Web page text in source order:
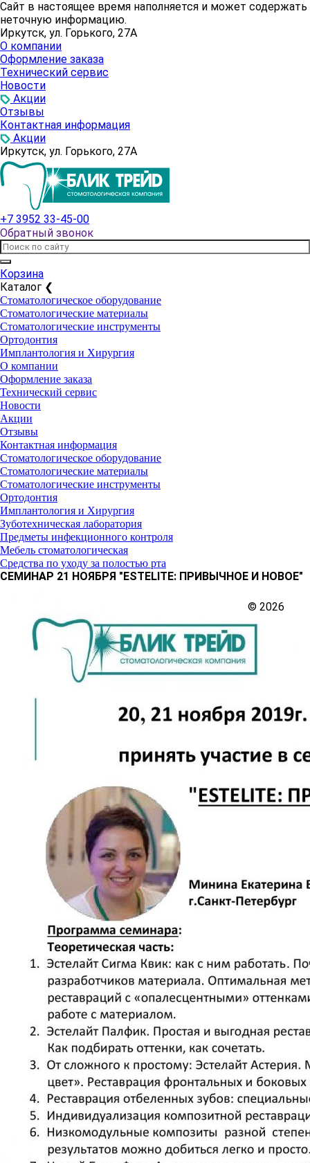
Сайт в настоящее время наполняется и может содержать
неточную информацию.
Иркутск, ул. Горького, 27А
О компании
Оформление заказа
Технический сервис
Новости
Акции
Отзывы
Контактная информация
Акции
Иркутск, ул. Горького, 27А
+7 3952 33-45-00
Обратный звонок
Корзина
Каталог ❮
Стоматологическое оборудование
Стоматологические материалы
Стоматологические инструменты
Ортодонтия
Имплантология и Хирургия
О компании
Оформление заказа
Технический сервис
Новости
Акции
Отзывы
Контактная информация
Стоматологическое оборудование
Стоматологические материалы
Стоматологические инструменты
Ортодонтия
Имплантология и Хирургия
Зуботехническая лаборатория
Предметы инфекционного контроля
Мебель стоматологическая
Средства по уходу за полостью рта
СЕМИНАР 21 НОЯБРЯ "ESTELITE: ПРИВЫЧНОЕ И НОВОЕ"
© 2026